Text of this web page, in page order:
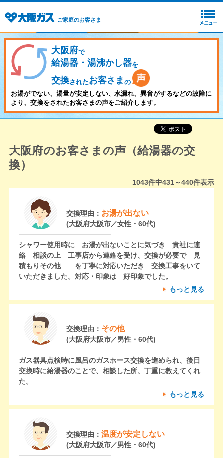
ご家庭のお客さま
大阪府で
給湯器・湯沸かし器を
交換されたお客さま の
お湯がでない、湯量が安定しない、水漏れ、異音がするなどの故障に
より、交換をされたお客さまの声をご紹介します。
大阪府のお客さまの声（給湯器の交
換）
1043件中431～440件表示
交換理由： お湯が出ない
(大阪府大阪市／女性・60代)
シャワー使用時に お湯が出ないことに気づき 貴社に連
絡 相談の上 工事店から連絡を受け、交換が必要で 見
積もりその他 を丁寧に対応いただき 交換工事をいて
いただきました。対応・印象は 好印象でした。
もっと見る
交換理由： その他
(大阪府大阪市／男性・60代)
ガス器具点検時に風呂のガスホース交換を進められ、後日
交換時に給湯器のことで、相談した所、丁重に教えてくれ
た。
もっと見る
交換理由： 温度が安定しない
(大阪府大阪市／男性・60代)